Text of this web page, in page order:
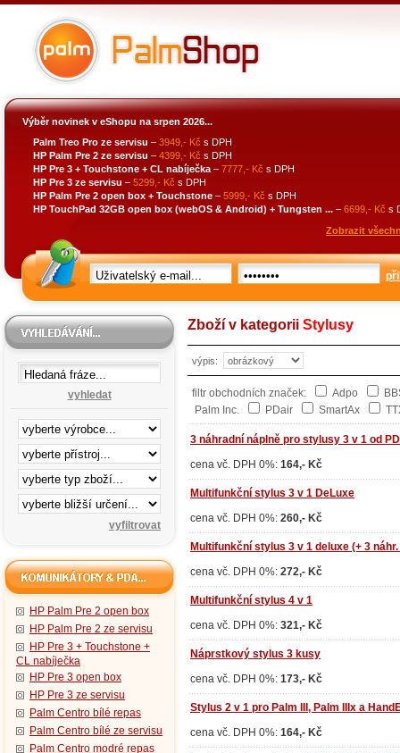
Výběr novinek v eShopu na srpen 2026...
Palm Treo Pro ze servisu – 3949,- Kč s DPH
HP Palm Pre 2 ze servisu – 4399,- Kč s DPH
HP Pre 3 + Touchstone + CL nabíječka – 7777,- Kč s DPH
HP Pre 3 ze servisu – 5299,- Kč s DPH
HP Palm Pre 2 open box + Touchstone – 5999,- Kč s DPH
HP TouchPad 32GB open box (webOS & Android) + Tungsten ... – 6699,- Kč s
Zobrazit
vyhledat
HP Palm Pre 2 open box
HP Palm Pre 2 ze servisu
HP Pre 3 + Touchstone +
CL nabíječka
HP Pre 3 open box
HP Pre 3 ze servisu
Palm Centro bílé repas
Palm Centro bílé ze servisu
Palm Centro modré repas
Zboží v kategorii Stylusy
výpis:
filtr obchodních značek: Adpo
Palm Inc.
PDair SmartAx
3 náhradní náplně pro stylusy 3 v 1 od
cena vč. DPH 0%: 164,- Kč
Multifunkční stylus 3 v 1 DeLuxe
cena vč. DPH 0%: 260,- Kč
Multifunkční stylus 3 v 1 deluxe (+ 3
cena vč. DPH 0%: 272,- Kč
Multifunkční stylus 4 v 1
cena vč. DPH 0%: 321,- Kč
Náprstkový stylus 3 kusy
cena vč. DPH 0%: 173,- Kč
Stylus 2 v 1 pro Palm III, Palm IIIx a
cena vč. DPH 0%: 164,- Kč